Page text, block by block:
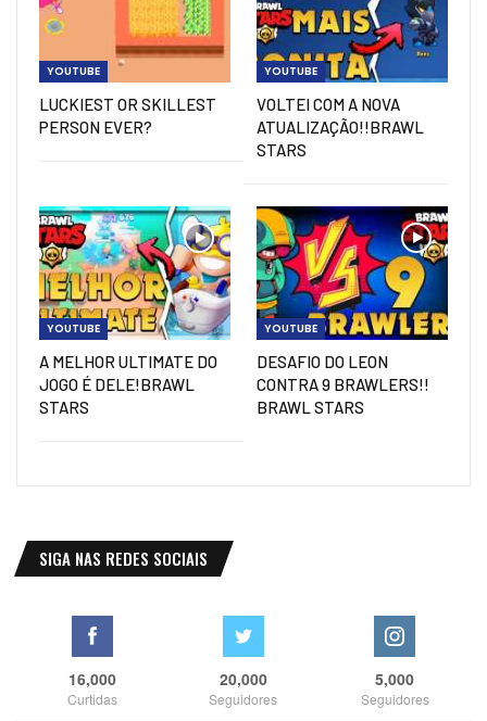
YOUTUBE
LUCKIEST OR SKILLEST
PERSON EVER?
YOUTUBE
VOLTEI COM A NOVA
ATUALIZAÇÃO!!BRAWL
STARS
YOUTUBE
A MELHOR ULTIMATE DO
JOGO É DELE!BRAWL
STARS
YOUTUBE
DESAFIO DO LEON
CONTRA 9 BRAWLERS!!
BRAWL STARS
SIGA NAS REDES SOCIAIS
16,000
Curtidas
20,000
Seguidores
5,000
Seguidores